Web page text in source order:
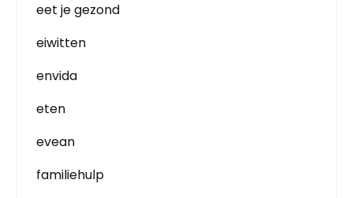
eet je gezond
eiwitten
envida
eten
evean
familiehulp